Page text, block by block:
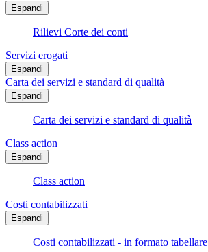
Espandi
Rilievi Corte dei conti
Servizi erogati
Espandi
Carta dei servizi e standard di qualità
Espandi
Carta dei servizi e standard di qualità
Class action
Espandi
Class action
Costi contabilizzati
Espandi
Costi contabilizzati - in formato tabellare